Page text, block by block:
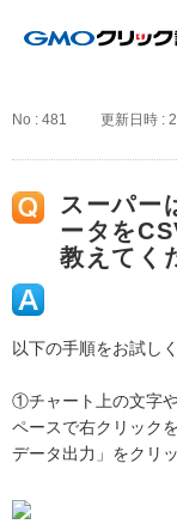
No : 481 更新日時 :
スーパー
ータを
教えてく
以下の手順をお試し
①チャート上の文字
ペースで右クリック
データ出力」をクリッ